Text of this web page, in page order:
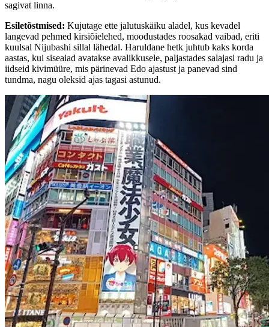
sagivat linna.
Esiletõstmised: Kujutage ette jalutuskäiku aladel, kus kevadel
langevad pehmed kirsiõielehed, moodustades roosakad vaibad, eriti
kuulsal Nijubashi sillal lähedal. Haruldane hetk juhtub kaks korda
aastas, kui siseaiad avatakse avalikkusele, paljastades salajasi radu ja
iidseid kivimüüre, mis pärinevad Edo ajastust ja panevad sind
tundma, nagu oleksid ajas tagasi astunud.